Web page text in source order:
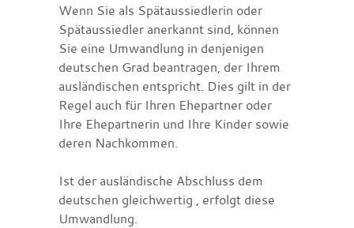
Wenn Sie als Spätaussiedlerin oder
Spätaussiedler anerkannt sind, können
Sie eine Umwandlung in denjenigen
deutschen Grad beantragen, der Ihrem
ausländischen entspricht. Dies gilt in der
Regel auch für Ihren Ehepartner oder
Ihre Ehepartnerin und Ihre Kinder sowie
deren Nachkommen.
Ist der ausländische Abschluss dem
deutschen gleichwertig , erfolgt diese
Umwandlung.